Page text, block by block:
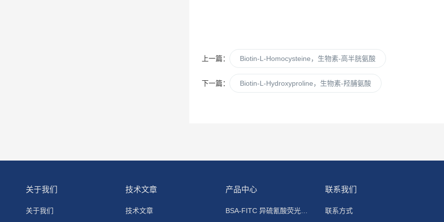
上一篇： Biotin-L-Homocysteine，生物素-高半胱氨酸
下一篇： Biotin-L-Hydroxyproline，生物素-羟脯氨酸
关于我们
关于我们
技术文章
技术文章
产品中心
BSA-FITC 异硫氰酸荧光素标记牛血清白蛋白
联系我们
联系方式